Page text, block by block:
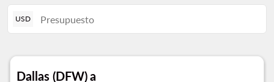
USD
Dallas (DFW)a